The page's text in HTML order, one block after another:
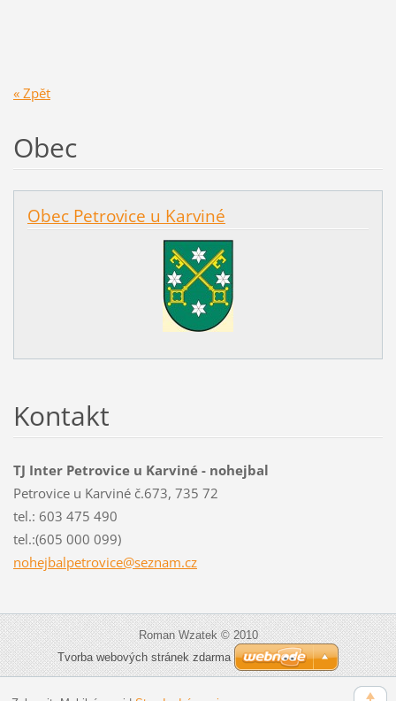
« Zpět
Obec
Obec Petrovice u Karviné
Kontakt
TJ Inter Petrovice u Karviné - nohejbal
Petrovice u Karviné č.673, 735 72
tel.: 603 475 490
tel.:(605 000 099)
nohejbalpetrovice@seznam.cz
Roman Wzatek © 2010
Tvorba webových stránek zdarma